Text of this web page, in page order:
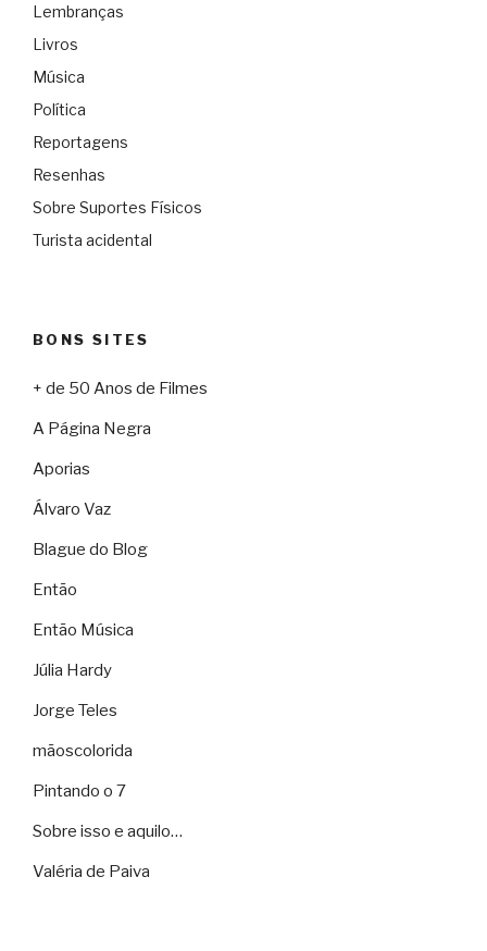
Lembranças
Livros
Música
Política
Reportagens
Resenhas
Sobre Suportes Físicos
Turista acidental
BONS SITES
+ de 50 Anos de Filmes
A Página Negra
Aporias
Álvaro Vaz
Blague do Blog
Então
Então Música
Júlia Hardy
Jorge Teles
mãoscolorida
Pintando o 7
Sobre isso e aquilo…
Valéria de Paiva